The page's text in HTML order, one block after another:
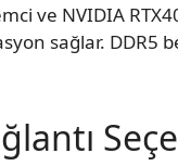
ve NVIDIA
sağlar. DDR5